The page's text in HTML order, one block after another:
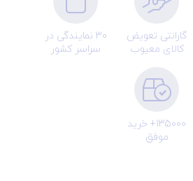
گارانتی تعویض
کالای معیوب
30 نمایندگی در
سراسر کشور
135000+ خرید
موفق